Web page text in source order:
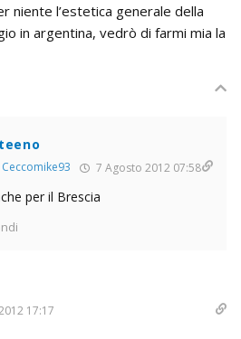
niente l’estetica generale della
in argentina, vedrò di farmi mia la
Ceccomike93 7 Agosto 2012 07:58
per il Brescia
17:17